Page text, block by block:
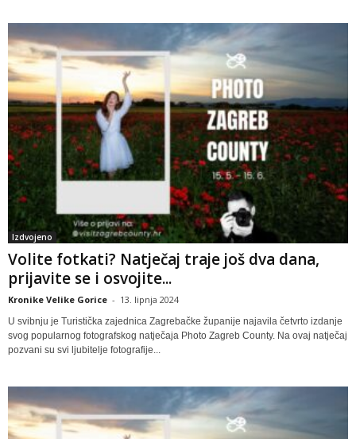
Izdvojeno
Volite fotkati? Natječaj traje još dva dana,
prijavite se i osvojite...
Kronike Velike Gorice - 13. lipnja 2024
U svibnju je Turistička zajednica Zagrebačke županije najavila četvrto izdanje
svog popularnog fotografskog natječaja Photo Zagreb County. Na ovaj natječaj
pozvani su svi ljubitelje fotografije...